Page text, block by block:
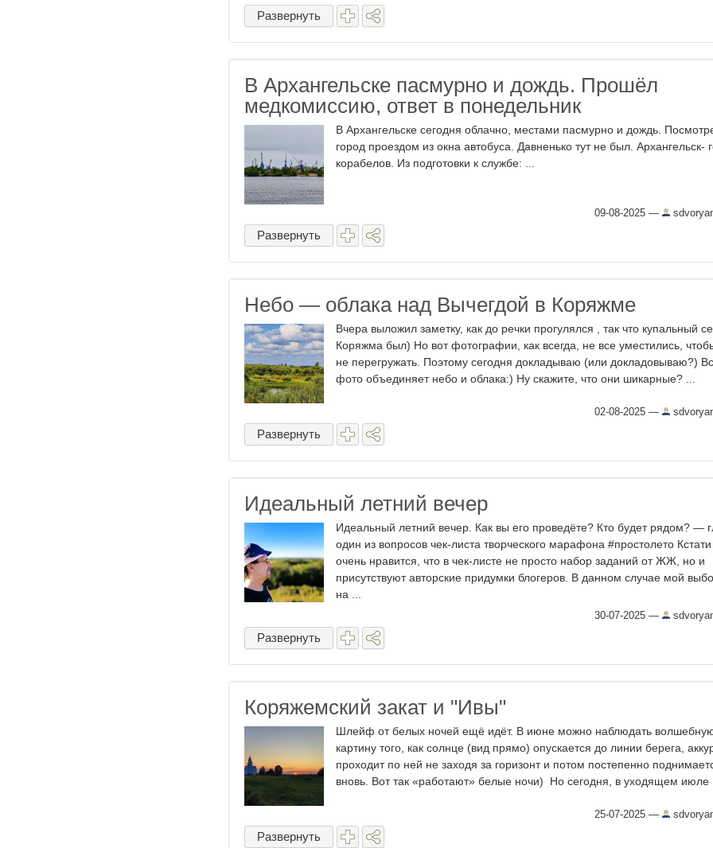
Развернуть
В Архангельске пасмурно и дождь. Прошёл
медкомиссию, ответ в понедельник
В Архангельске сегодня облачно, местами пасмурно и дождь.
город проездом из окна автобуса. Давненько тут не был. Архангельск-
корабелов. Из подготовки к службе: ...
09-08-2025 —
Развернуть
Небо — облака над Вычегдой в Коряжме
Вчера выложил заметку, как до речки прогулялся , так что купальный
Коряжма был) Но вот фотографии, как всегда, не все уместились,
не перегружать. Поэтому сегодня докладываю (или докладовываю?)
фото объединяет небо и облака:) Ну скажите, что они шикарные? ...
02-08-2025 —
Развернуть
Идеальный летний вечер
Идеальный летний вечер. Как вы его проведёте? Кто будет рядом? —
один из вопросов чек-листа творческого марафона #простолето
очень нравится, что в чек-листе не просто набор заданий от ЖЖ, но и
присутствуют авторские придумки блогеров. В данном случае мой
на ...
30-07-2025 —
Развернуть
Коряжемский закат и "Ивы"
Шлейф от белых ночей ещё идёт. В июне можно наблюдать
картину того, как солнце (вид прямо) опускается до линии берега,
проходит по ней не заходя за горизонт и потом постепенно
вновь. Вот так «работают» белые ночи) Но сегодня, в уходящем июле
25-07-2025 —
Развернуть